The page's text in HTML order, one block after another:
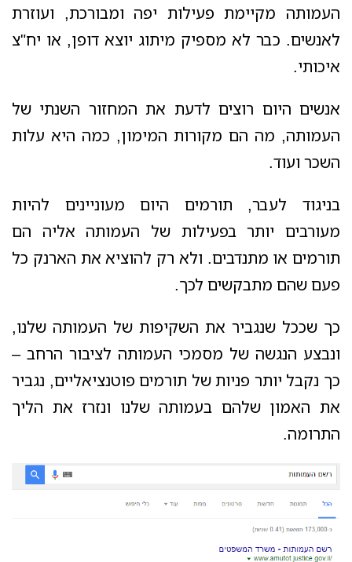
העמותה מקיימת פעילות יפה ומבורכת, ועוזרת
לאנשים. כבר לא מספיק מיתוג יוצא דופן, או יח"צ
איכותי.
אנשים היום רוצים לדעת את המחזור השנתי של
העמותה, מה הם מקורות המימון, כמה היא עלות
השכר ועוד.
בניגוד לעבר, תורמים היום מעוניינים להיות
מעורבים יותר בפעילות של העמותה אליה הם
תורמים או מתנדבים. ולא רק להוציא את הארנק כל
פעם שהם מתבקשים לכך.
כך שככל שנגביר את השקיפות של העמותה שלנו,
ונבצע הנגשה של מסמכי העמותה לציבור הרחב –
כך נקבל יותר פניות של תורמים פוטנציאליים, נגביר
את האמון שלהם בעמותה שלנו ונזרז את הליך
התרומה.